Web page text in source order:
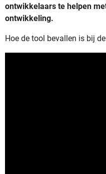
ontwikkelaars te helpen
ontwikkeling.
Hoe de tool bevallen is bij